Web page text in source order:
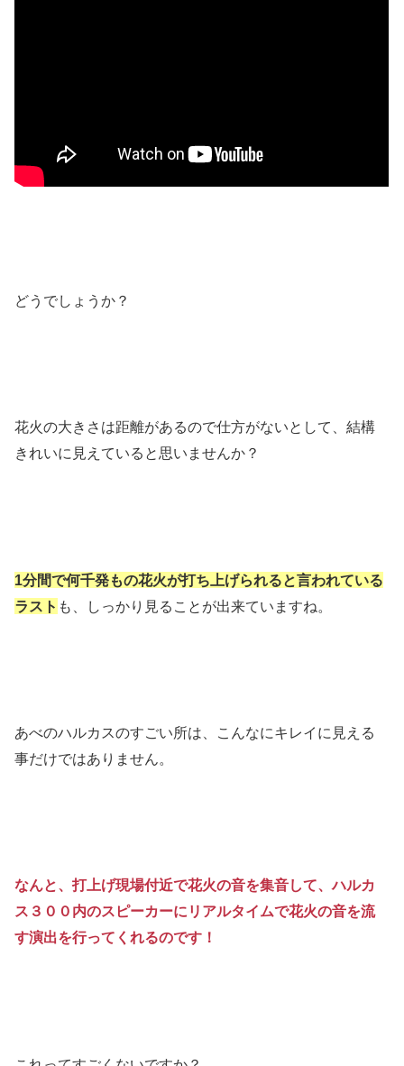
どうでしょうか？
花火の大きさは距離があるので仕方がないとして、結構
きれいに見えていると思いませんか？
1分間で何千発もの花火が打ち上げられると言われている
ラスト も、しっかり見ることが出来ていますね。
あべのハルカスのすごい所は、こんなにキレイに見える
事だけではありません。
なんと、打上げ現場付近で花火の音を集音して、ハルカ
ス３００内のスピーカーにリアルタイムで花火の音を流
す演出を行ってくれるのです！